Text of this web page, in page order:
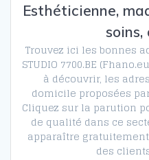
Esthéticienne,
soins,
Trouvez ici les bonnes
STUDIO 7700.BE
à découvrir, les
domicile proposées
Cliquez sur la parution
de qualité dans ce
apparaître
des